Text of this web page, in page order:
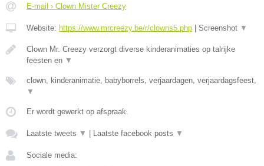
E-mail › Clown Mister Creezy
Website: https://www.mrcreezy.be/r/clowns5.php Screenshot ▼
Clown Mr. Creezy verzorgt diverse kinderanimaties op talrijke
feesten en ▼
clown, kinderanimatie, babyborrels, verjaardagen, verjaardagsfeest,
▼
Er wordt gewerkt op afspraak.
Laatste tweets ▼ Laatste facebook posts ▼
Sociale media: